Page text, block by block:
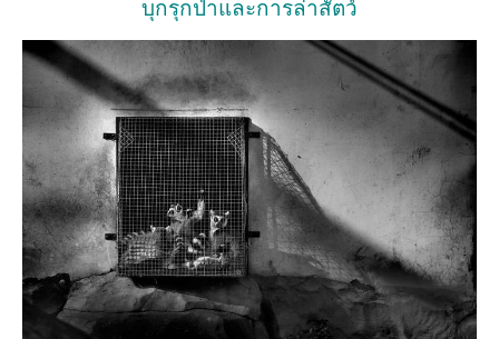
บุกรุกป่าและการล่าสัตว์